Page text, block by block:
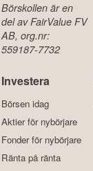
Börskollen är en
del av FairValue FV
AB, org.nr:
559187-7732
Investera
Börsen idag
Aktier för nybörjare
Fonder för nybörjare
Ränta på ränta